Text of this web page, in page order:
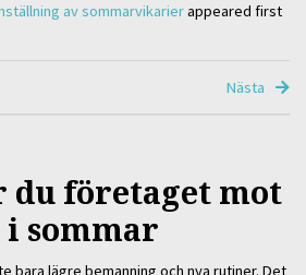
av sommarvikarierappeared first
Nästa
du företaget mot
sommar
bara lägre bemanning och nya rutiner. Det